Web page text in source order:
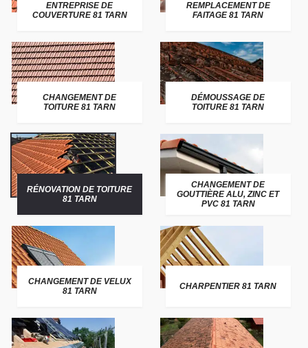
ENTREPRISE DE
COUVERTURE 81 TARN
REMPLACEMENT DE
FAITAGE 81 TARN
CHANGEMENT DE
TOITURE 81 TARN
DÉMOUSSAGE DE
TOITURE 81 TARN
RÉNOVATION DE TOITURE
81 TARN
CHANGEMENT DE
GOUTTIÈRE ALU, ZINC ET
PVC 81 TARN
CHANGEMENT DE VELUX
81 TARN
CHARPENTIER 81 TARN